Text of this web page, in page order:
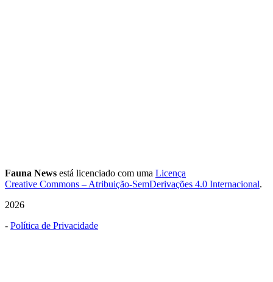
Fauna News está licenciado com uma Licença
Creative Commons – Atribuição-SemDerivações 4.0 Internacional.
2026
- Política de Privacidade